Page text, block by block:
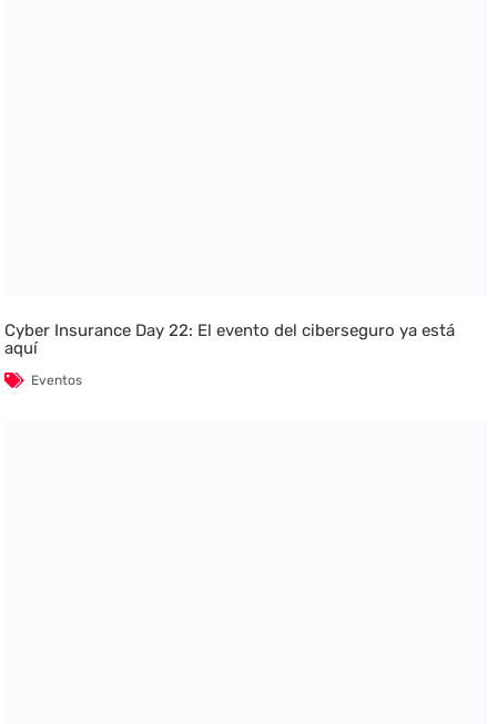
Cyber Insurance Day 22: El evento del ciberseguro ya está
aquí
Eventos